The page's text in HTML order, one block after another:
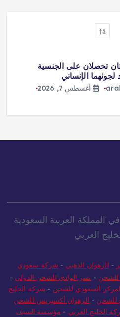
صفحة جديدة مع صلاح…
وشغف لا يوصف
أغسطس 7, 2026
المملكة العربية السعودية
العربي
- الرهوان الذهبي - شركة سعودي
للشحن - نسر الوادي للشحن الدولي -
السعودي للشحن - شركة الخليج
للشحن - الرهوان أكسبريس للشحن
الخليج العربي - مؤسسة السيف